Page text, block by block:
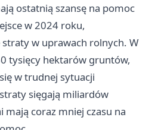
ostatnią szansę na pomoc
w 2024 roku,
w uprawach rolnych. W
tysięcy hektarów gruntów,
w trudnej sytuacji
sięgają miliardów
mają coraz mniej czasu na